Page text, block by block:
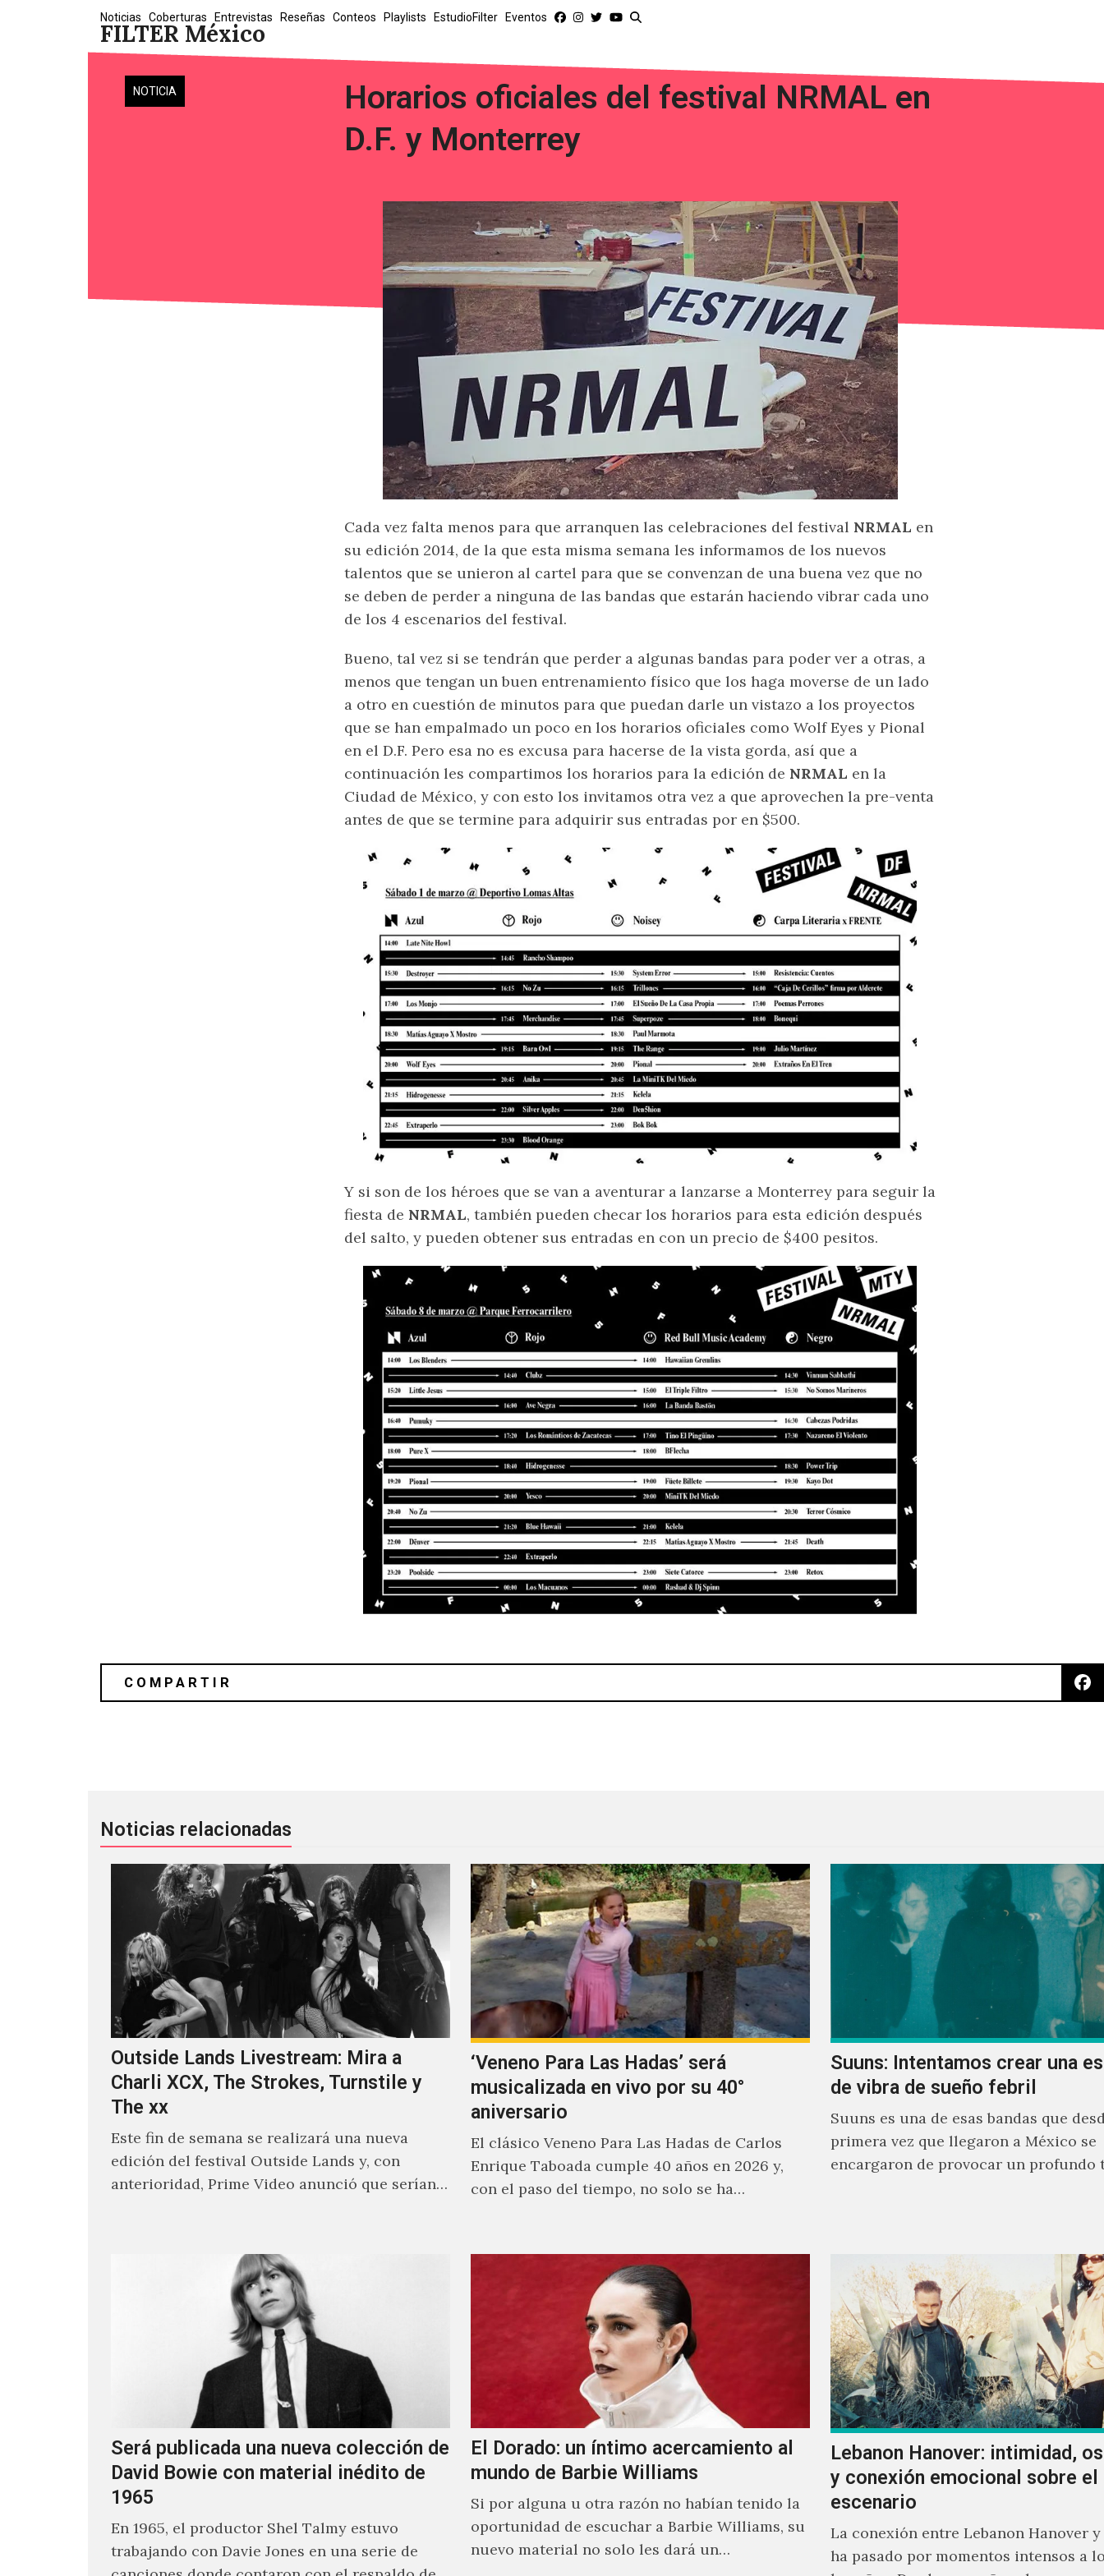
FILTER México
Noticias Coberturas Entrevistas Reseñas Conteos Playlists EstudioFilter Eventos
NOTICIA
Horarios oficiales del festival NRMAL en
D.F. y Monterrey
Cada vez falta menos para que arranquen las celebraciones del festival NRMAL en
su edición 2014, de la que esta misma semana les informamos de los nuevos
talentos que se unieron al cartel para que se convenzan de una buena vez que no
se deben de perder a ninguna de las bandas que estarán haciendo vibrar cada uno
de los 4 escenarios del festival.
Bueno, tal vez si se tendrán que perder a algunas bandas para poder ver a otras, a
menos que tengan un buen entrenamiento físico que los haga moverse de un lado
a otro en cuestión de minutos para que puedan darle un vistazo a los proyectos
que se han empalmado un poco en los horarios oficiales como Wolf Eyes y Pional
en el D.F. Pero esa no es excusa para hacerse de la vista gorda, así que a
continuación les compartimos los horarios para la edición de NRMAL en la
Ciudad de México, y con esto los invitamos otra vez a que aprovechen la pre-venta
antes de que se termine para adquirir sus entradas por en $500.
Y si son de los héroes que se van a aventurar a lanzarse a Monterrey para seguir la
fiesta de NRMAL, también pueden checar los horarios para esta edición después
del salto, y pueden obtener sus entradas en con un precio de $400 pesitos.
Noticias relacionadas
Outside Lands Livestream: Mira a
Charli XCX, The Strokes, Turnstile y
The xx
Este fin de semana se realizará una nueva
edición del festival Outside Lands y, con
anterioridad, Prime Video anunció que serían
‘Veneno Para Las Hadas’ será
musicalizada en vivo por su 40°
aniversario
El clásico Veneno Para Las Hadas de Carlos
Enrique Taboada cumple 40 años en 2026 y,
con el paso del tiempo, no solo se ha…
Suuns: Intentamos crear una
de vibra de sueño febril
Suuns es una de esas bandas que
primera vez que llegaron a México se
encargaron de provocar un profundo
Será publicada una nueva colección de
David Bowie con material inédito de
1965
En 1965, el productor Shel Talmy estuvo
trabajando con Davie Jones en una serie de
El Dorado: un íntimo acercamiento al
mundo de Barbie Williams
Si por alguna u otra razón no habían tenido la
oportunidad de escuchar a Barbie Williams, su
nuevo material no solo les dará un
Lebanon Hanover: intimidad,
y conexión emocional sobre el
escenario
La conexión entre Lebanon Hanover
ha pasado por momentos intensos a